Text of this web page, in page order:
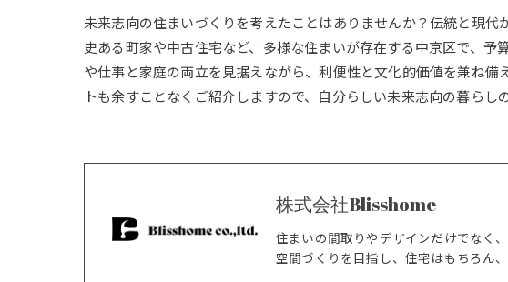
未来志向の住まいづくりを考えたことはありませんか？伝統と現
史ある町家や中古住宅など、多様な住まいが存在する中京区で、
や仕事と家庭の両立を見据えながら、利便性と文化的価値を兼ね
トも余すことなくご紹介しますので、自分らしい未来志向の暮らし
株式会社Blisshome
住まいの間取りやデザインだけでなく
空間づくりを目指し、住宅はもちろん